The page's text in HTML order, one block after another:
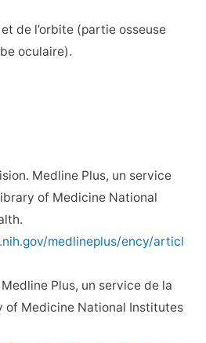
de l’orbite (partie osseuse
oculaire).
Medline Plus, un service
of Medicine National
medlineplus/ency/articl
Plus, un service de la
of Medicine National Institutes